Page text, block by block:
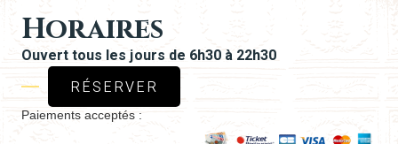
Horaires
Ouvert tous les jours de 6h30 à 22h30
RÉSERVER
Paiements acceptés :